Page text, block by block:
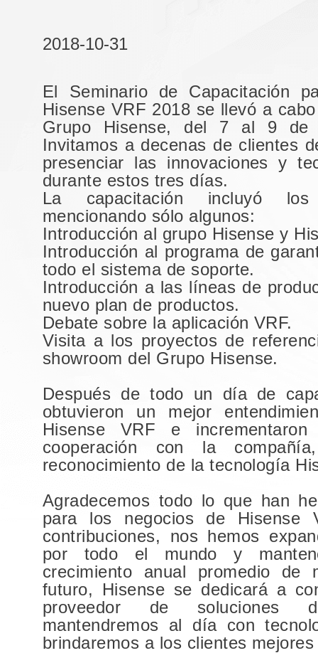
2018-10-31
El Seminario de Capacitación
Hisense VRF 2018 se llevó a
Grupo Hisense, del 7 al 9 de
Invitamos a decenas de clientes
presenciar las innovaciones y
durante estos tres días.
La capacitación incluyó los
mencionando sólo algunos:
Introducción al grupo Hisense y
Introducción al programa de
todo el sistema de soporte.
Introducción a las líneas de
nuevo plan de productos.
Debate sobre la aplicación VRF.
Visita a los proyectos de
showroom del Grupo Hisense.
Después de todo un día de
obtuvieron un mejor
Hisense VRF e
cooperación con la
reconocimiento de la tecnología
Agradecemos todo lo que han
para los negocios de Hisense
contribuciones, nos hemos
por todo el mundo y
crecimiento anual promedio
futuro, Hisense se dedicará a
proveedor de soluciones
mantendremos al día con
brindaremos a los clientes